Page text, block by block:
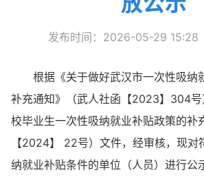
发布时间：2026-05-29 15:28
根据《关于做好武汉市一次性吸纳
补充通知》（武人社函【2023】304
校毕业生一次性吸纳就业补贴政策的补
【2024】 22号）文件，经审核，现对
纳就业补贴条件的单位（人员）进行公